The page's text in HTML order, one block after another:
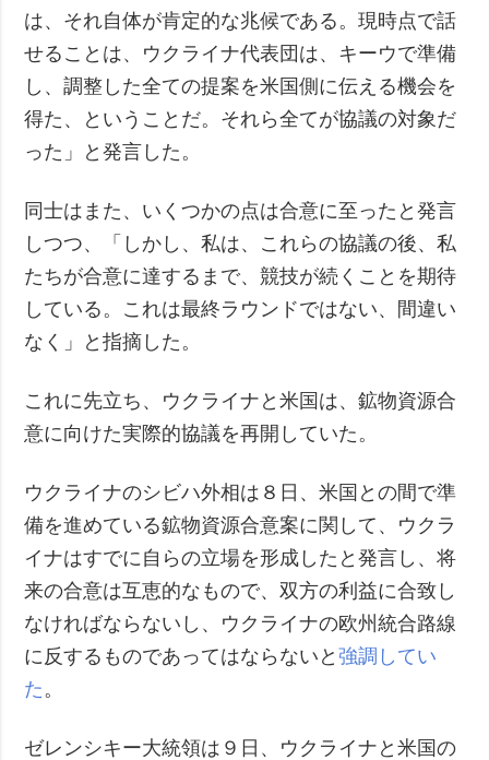
は、それ自体が肯定的な兆候である。現時点で話
せることは、ウクライナ代表団は、キーウで準備
し、調整した全ての提案を米国側に伝える機会を
得た、ということだ。それら全てが協議の対象だ
った」と発言した。
同士はまた、いくつかの点は合意に至ったと発言
しつつ、「しかし、私は、これらの協議の後、私
たちが合意に達するまで、競技が続くことを期待
している。これは最終ラウンドではない、間違い
なく」と指摘した。
これに先立ち、ウクライナと米国は、鉱物資源合
意に向けた実際的協議を再開していた。
ウクライナのシビハ外相は８日、米国との間で準
備を進めている鉱物資源合意案に関して、ウクラ
イナはすでに自らの立場を形成したと発言し、将
来の合意は互恵的なもので、双方の利益に合致し
なければならないし、ウクライナの欧州統合路線
に反するものであってはならないと強調してい
た 。
ゼレンシキー大統領は９日、ウクライナと米国の